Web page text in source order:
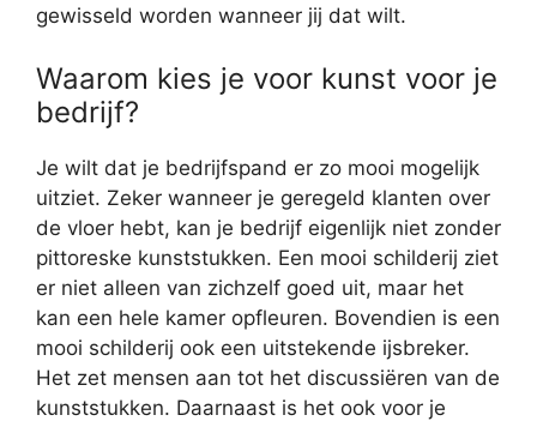
gewisseld worden wanneer jij dat wilt.
Waarom kies je voor kunst voor je
bedrijf?
Je wilt dat je bedrijfspand er zo mooi mogelijk
uitziet. Zeker wanneer je geregeld klanten over
de vloer hebt, kan je bedrijf eigenlijk niet zonder
pittoreske kunststukken. Een mooi schilderij ziet
er niet alleen van zichzelf goed uit, maar het
kan een hele kamer opfleuren. Bovendien is een
mooi schilderij ook een uitstekende ijsbreker.
Het zet mensen aan tot het discussiëren van de
kunststukken. Daarnaast is het ook voor je